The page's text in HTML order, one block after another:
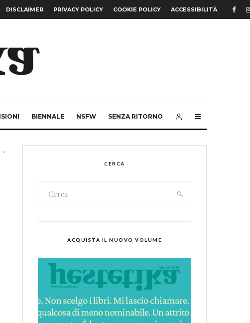
DISCLAIMER PRIVACY POLICY COOKIE POLICY ACCESSIBILITÀ
BIENNALE NSFW SENZA RITORNO
CERCA
ACQUISTA IL NUOVO VOLUME